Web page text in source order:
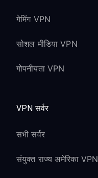
गेमिंग VPN
सोशल मीडिया VPN
गोपनीयता VPN
VPN सर्वर
सभी सर्वर
संयुक्त राज्य अमेरिका VPN